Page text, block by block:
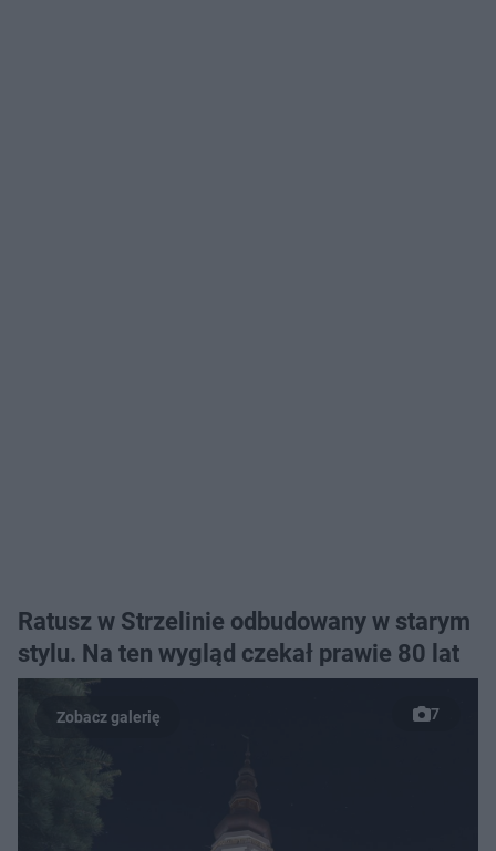
Ratusz w Strzelinie odbudowany w starym
stylu. Na ten wygląd czekał prawie 80 lat
7